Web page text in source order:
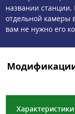
названии
отдельной камеры
вам не нужно его
Характеристики